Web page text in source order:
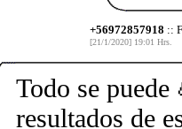
+56972857918 ::
[21/1/2020] 19:01 Hrs.
Todo se
resultados de